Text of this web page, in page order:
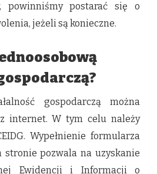
powinniśmy postarać się o
jeżeli są konieczne.
gospodarczą można
internet. W tym celu należy
Wypełnienie formularza
stronie pozwala na uzyskanie
Ewidencji i Informacji o